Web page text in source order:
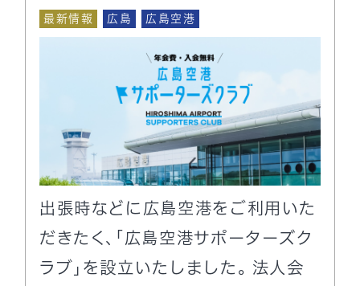
最新情報 広島 広島空港
出張時などに広島空港をご利用いた
だきたく、「広島空港サポーターズク
ラブ」を設立いたしました。 法人会